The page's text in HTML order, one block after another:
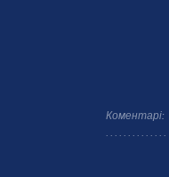
Коментарі: